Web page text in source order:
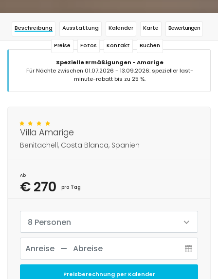
Beschreibung Ausstattung Kalender Karte Bewertungen
Preise Fotos Kontakt Buchen
Spezielle Ermäßigungen - Amarige
Für Nächte zwischen 01.07.2026 - 13.09.2026: spezieller last-
minute-rabatt bis zu 25 %.
Villa Amarige
Benitachell, Costa Blanca, Spanien
Ab
€ 270 pro Tag
8 Personen
Preisberechnung per Kalender